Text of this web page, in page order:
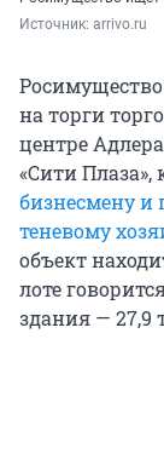
Источник: аrrivo.ru
на торги
центре
«Сити
бизнесмену и
теневому
объект
лоте
здания — 27,9